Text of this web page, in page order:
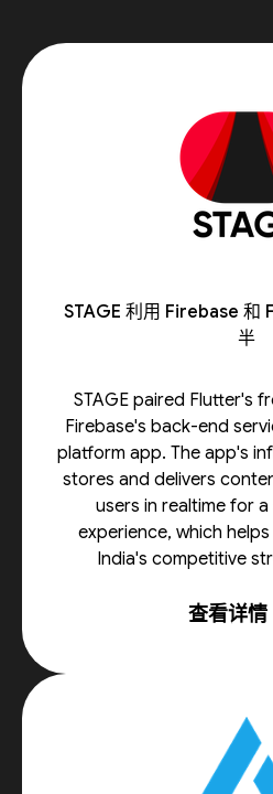
STAGE 利用 Firebase 和
半
STAGE paired Flutter's
Firebase's back-end
platform app. The app's
stores and delivers
users in realtime for
experience, which
India's competitive
查看详情